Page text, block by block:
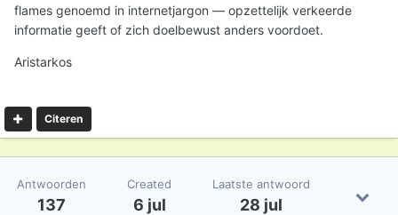
flames genoemd in internetjargon — opzettelijk verkeerde
informatie geeft of zich doelbewust anders voordoet.
Aristarkos
Citeren
Antwoorden
137
Created
6 jul
Laatste antwoord
28 jul